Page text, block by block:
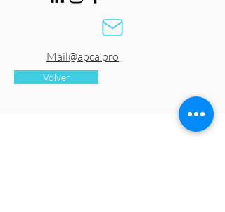
Mail@apca.pro
Volver